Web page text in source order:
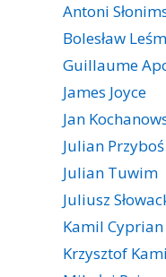
Antoni
Bolesław
Guillaume
James Joyce
Jan
Julian Przyboś
Julian Tuwim
Juliusz
Kamil
Krzysztof